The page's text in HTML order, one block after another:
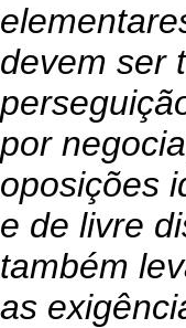
devem ser
por
oposições
e de livre
também
as